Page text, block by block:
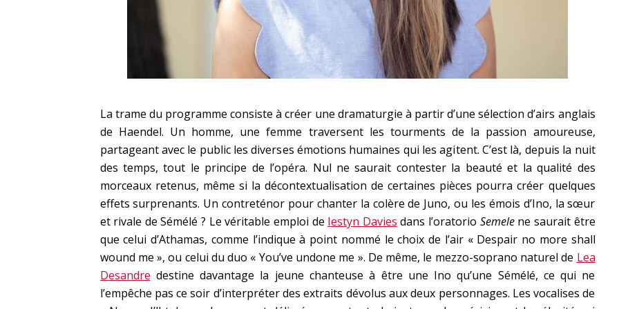
La trame du programme consiste à créer une dramaturgie à partir d’une sélection d’airs anglais
de Haendel. Un homme, une femme traversent les tourments de la passion amoureuse,
partageant avec le public les diverses émotions humaines qui les agitent. C’est là, depuis la nuit
des temps, tout le principe de l’opéra. Nul ne saurait contester la beauté et la qualité des
morceaux retenus, même si la décontextualisation de certaines pièces pourra créer quelques
effets surprenants. Un contreténor pour chanter la colère de Juno, ou les émois d’Ino, la sœur
et rivale de Sémélé ? Le véritable emploi de Iestyn Davies dans l’oratorio Semelene saurait être
que celui d’Athamas, comme l’indique à point nommé le choix de l’air « Despair no more shall
wound me », ou celui du duo « You’ve undone me ». De même, le mezzo-soprano naturel de Lea
Desandre destine davantage la jeune chanteuse à être une Ino qu’une Sémélé, ce qui ne
l’empêche pas ce soir d’interpréter des extraits dévolus aux deux personnages. Les vocalises de